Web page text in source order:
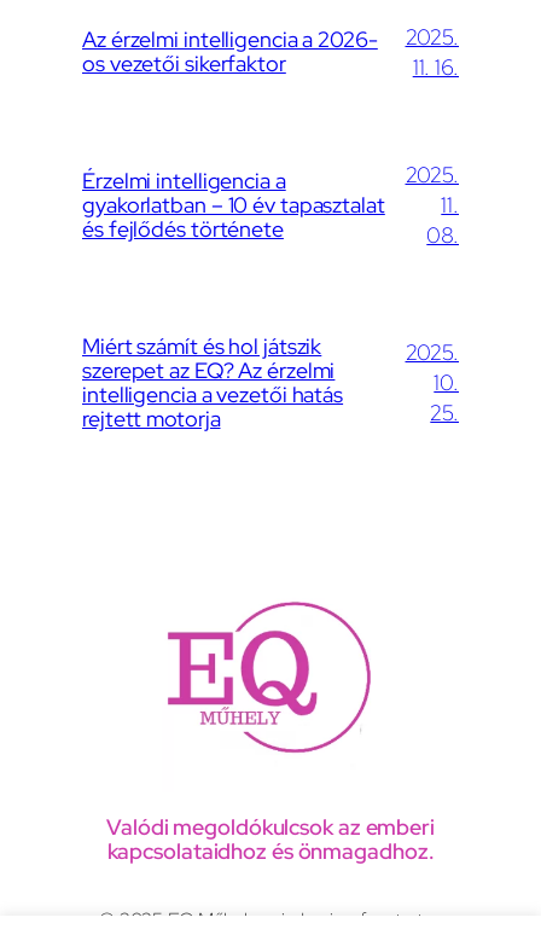
Az érzelmi intelligencia a 2026-
os vezetői sikerfaktor
2025.
11. 16.
Érzelmi intelligencia a
gyakorlatban – 10 év tapasztalat
és fejlődés története
2025.
11.
08.
Miért számít és hol játszik
szerepet az EQ? Az érzelmi
intelligencia a vezetői hatás
rejtett motorja
2025.
10.
25.
Valódi megoldókulcsok az emberi
kapcsolataidhoz és önmagadhoz.
© 2025 EQ Műhely, minden jog fenntartva